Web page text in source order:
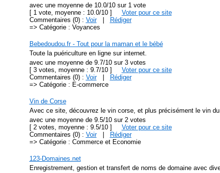
avec une moyenne de 10.0/10 sur 1 vote
[ 1 vote, moyenne : 10.0/10 ]
Voter pour ce site
Commentaires (0) : Voir|
Rédiger
=> Catégorie : Voyances
Bebedoudou.fr - Tout pour la maman et le bébé
Toute la puériculture en ligne sur internet.
avec une moyenne de 9.7/10 sur 3 votes
[ 3 votes, moyenne : 9.7/10 ]
Voter pour ce site
Commentaires (0) : Voir|
Rédiger
=> Catégorie : E-commerce
Vin de Corse
Avec ce site, découvrez le vin corse, et plus précisément le vin
avec une moyenne de 9.5/10 sur 2 votes
[ 2 votes, moyenne : 9.5/10 ]
Voter pour ce site
Commentaires (0) : Voir|
Rédiger
=> Catégorie : Commerce et Economie
123-Domaines.net
Enregistrement, gestion et transfert de noms de domaine avec